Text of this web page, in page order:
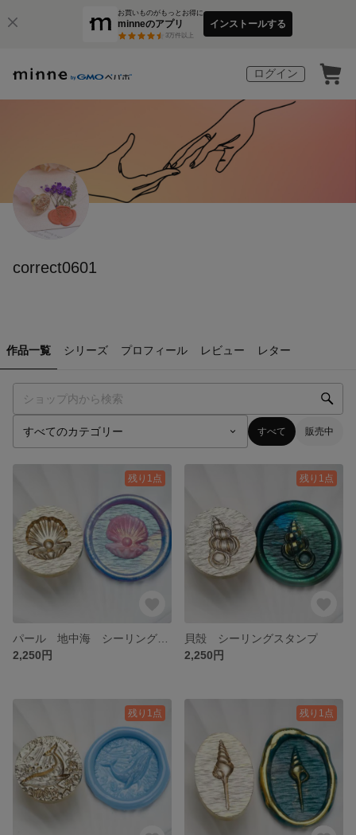
お買いものがもっとお得に
minneのアプリ
3万件以上
インストールする
ログイン
correct0601
作品一覧 シリーズ プロフィール レビュー レター
すべて 販売中
残り1点
2,250円
残り1点
貝殻 シーリングスタンプ
2,250円
残り1点 残り1点